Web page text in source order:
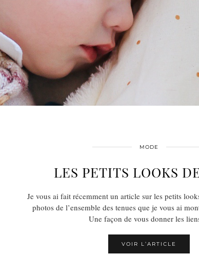
MODE
LES PETITS LOOKS
Je vous ai fait récemment un article sur les petits
photos de l’ensemble des tenues que je vous ai
Une façon de vous donner les
VOIR L’ARTICLE